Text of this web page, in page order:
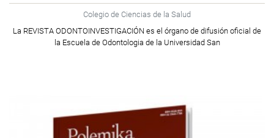
Colegio de Ciencias de la Salud
La REVISTA ODONTOINVESTIGACIÓN es el órgano de difusión oficial de
la Escuela de Odontologia de la Universidad San